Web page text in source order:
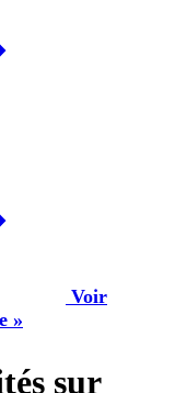
Voir
»
sur